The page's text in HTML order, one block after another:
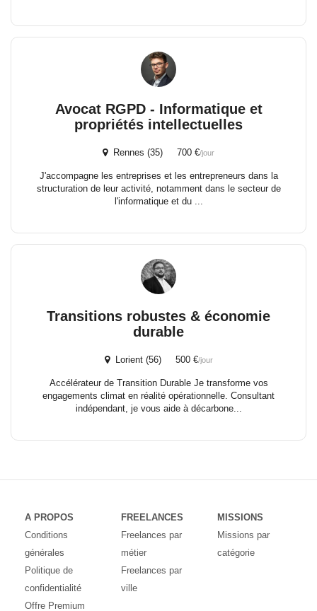
Avocat RGPD - Informatique et
propriétés intellectuelles
Rennes (35) 700 €/jour
J'accompagne les entreprises et les entrepreneurs dans la
structuration de leur activité, notamment dans le secteur de
l'informatique et du ...
Transitions robustes & économie
durable
Lorient (56) 500 €/jour
Accélérateur de Transition Durable Je transforme vos
engagements climat en réalité opérationnelle. Consultant
indépendant, je vous aide à décarbone...
A PROPOS
Conditions
générales
Politique de
confidentialité
Offre Premium
FREELANCES
Freelances par
métier
Freelances par
ville
MISSIONS
Missions par
catégorie